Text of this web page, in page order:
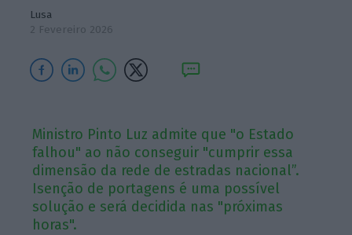
Lusa
2 Fevereiro 2026
Ministro Pinto Luz admite que "o Estado
falhou" ao não conseguir "cumprir essa
dimensão da rede de estradas nacional”.
Isenção de portagens é uma possível
solução e será decidida nas "próximas
horas".